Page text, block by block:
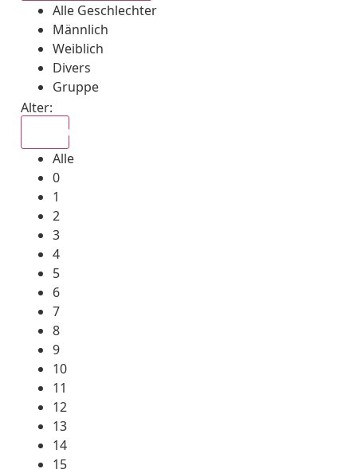
Alle Geschlechter
Männlich
Weiblich
Divers
Gruppe
Alter:
Alle
0
1
2
3
4
5
6
7
8
9
10
11
12
13
14
15